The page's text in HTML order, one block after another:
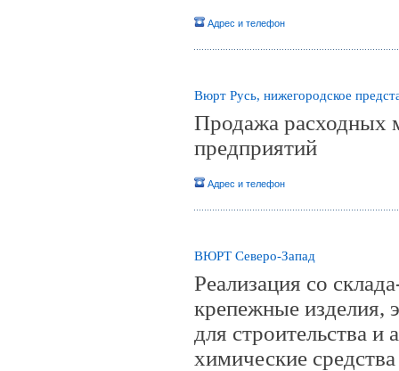
Адрес и телефон
Вюрт Русь, нижегородское
Продажа расходных
предприятий
Адрес и телефон
ВЮРТ Северо-Запад
Реализация со
крепежные изделия,
для строительства
химические